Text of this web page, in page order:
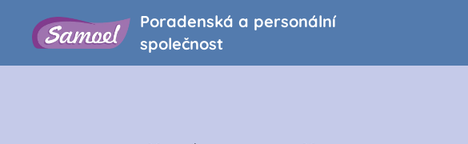
Poradenská a personální
společnost